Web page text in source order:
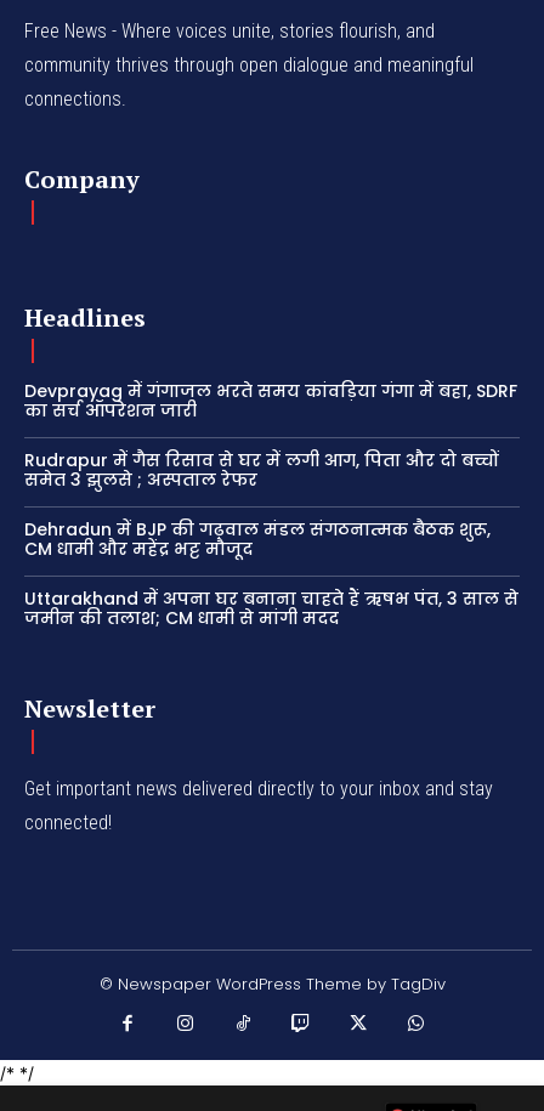
Free News - Where voices unite, stories flourish, and
community thrives through open dialogue and meaningful
connections.
Company
Headlines
Devprayag में गंगाजल भरते समय कांवड़िया गंगा में बहा, SDRF
का सर्च ऑपरेशन जारी
Rudrapur में गैस रिसाव से घर में लगी आग, पिता और दो बच्चों
समेत 3 झुलसे ; अस्पताल रेफर
Dehradun में BJP की गढ़वाल मंडल संगठनात्मक बैठक शुरू,
CM धामी और महेंद्र भट्ट मौजूद
Uttarakhand में अपना घर बनाना चाहते हैं ऋषभ पंत, 3 साल से
जमीन की तलाश; CM धामी से मांगी मदद
Newsletter
Get important news delivered directly to your inbox and stay
connected!
© Newspaper WordPress Theme by TagDiv
/* */